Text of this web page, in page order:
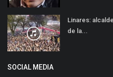
Linares:
de la...
SOCIAL MEDIA